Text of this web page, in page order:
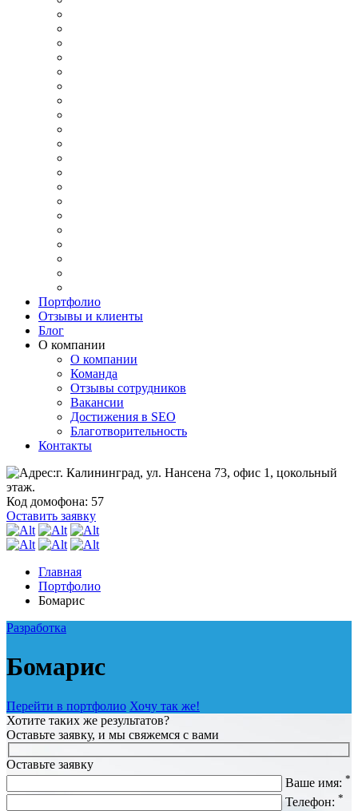
Портфолио
Отзывы и клиенты
Блог
О компании
О компании
Команда
Отзывы сотрудников
Вакансии
Достижения в SEO
Благотворительность
Контакты
г. Калининград, ул. Нансена 73, офис 1, цокольный
этаж.
Код домофона: 57
Оставить заявку
Главная
Портфолио
Бомарис
Разработка
Бомарис
Перейти в портфолио Хочу так же!
Хотите таких же результатов?
Оставьте заявку, и мы свяжемся с вами
Оставьте заявку
Ваше имя: *
Телефон: *